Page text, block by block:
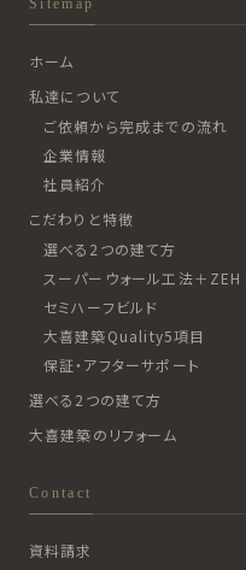
Sitemap
ホーム
私達について
ご依頼から完成までの流れ
企業情報
社員紹介
こだわりと特徴
選べる2つの建て方
スーパーウォール工法＋ZEH
セミハーフビルド
大喜建築Quality5項目
保証・アフターサポート
選べる2つの建て方
大喜建築のリフォーム
Contact
資料請求